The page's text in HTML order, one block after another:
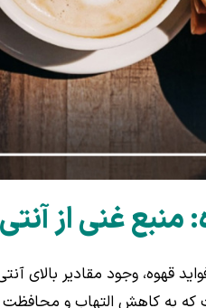
منبع غنی از
قهوه، وجود مقادیر بالای
که به کاهش التهاب و محافظت